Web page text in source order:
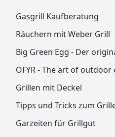
Gasgrill Kaufberatung
Räuchern mit Weber Grill
Big Green Egg - Der
OFYR - The art of outdoor
Grillen mit Deckel
Tipps und Tricks zum
Garzeiten für Grillgut